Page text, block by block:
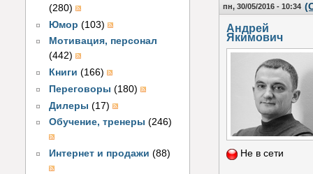
(280)
Юмор (103)
Мотивация, персонал
(442)
Книги (166)
Переговоры (180)
Дилеры (17)
Обучение, тренеры (246)
Интернет и продажи (88)
пн, 30/05/2016 - 10:34
Андрей
Якимович
Не в сети